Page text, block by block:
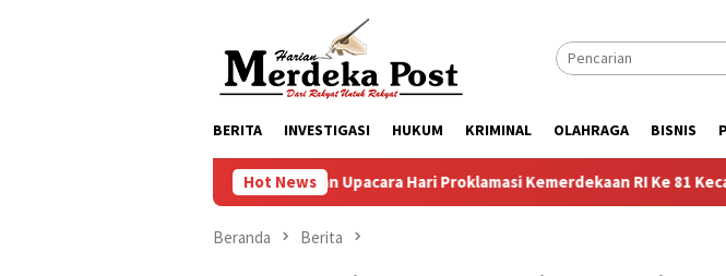
BERITA INVESTIGASI HUKUM KRIMINAL OLAHRAGA BISNIS
Hot News
Persiapan Upacara Hari Proklamasi Kemerdekaan RI Ke 81 Kecamatan
Beranda Berita